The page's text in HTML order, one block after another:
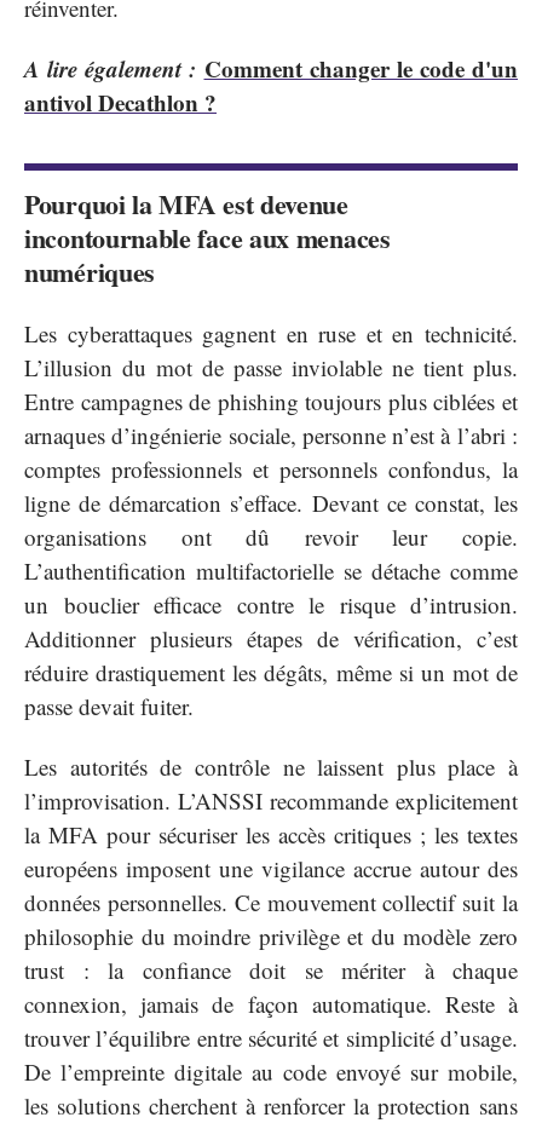
réinventer.
A lire également : Comment changer le code d'un
antivol Decathlon ?
Pourquoi la MFA est devenue
incontournable face aux menaces
numériques
Les cyberattaques gagnent en ruse et en technicité.
L’illusion du mot de passe inviolable ne tient plus.
Entre campagnes de phishing toujours plus ciblées et
arnaques d’ingénierie sociale, personne n’est à l’abri :
comptes professionnels et personnels confondus, la
ligne de démarcation s’efface. Devant ce constat, les
organisations ont dû revoir leur copie.
L’authentification multifactorielle se détache comme
un bouclier efficace contre le risque d’intrusion.
Additionner plusieurs étapes de vérification, c’est
réduire drastiquement les dégâts, même si un mot de
passe devait fuiter.
Les autorités de contrôle ne laissent plus place à
l’improvisation. L’ANSSI recommande explicitement
la MFA pour sécuriser les accès critiques ; les textes
européens imposent une vigilance accrue autour des
données personnelles. Ce mouvement collectif suit la
philosophie du moindre privilège et du modèle zero
trust : la confiance doit se mériter à chaque
connexion, jamais de façon automatique. Reste à
trouver l’équilibre entre sécurité et simplicité d’usage.
De l’empreinte digitale au code envoyé sur mobile,
les solutions cherchent à renforcer la protection sans